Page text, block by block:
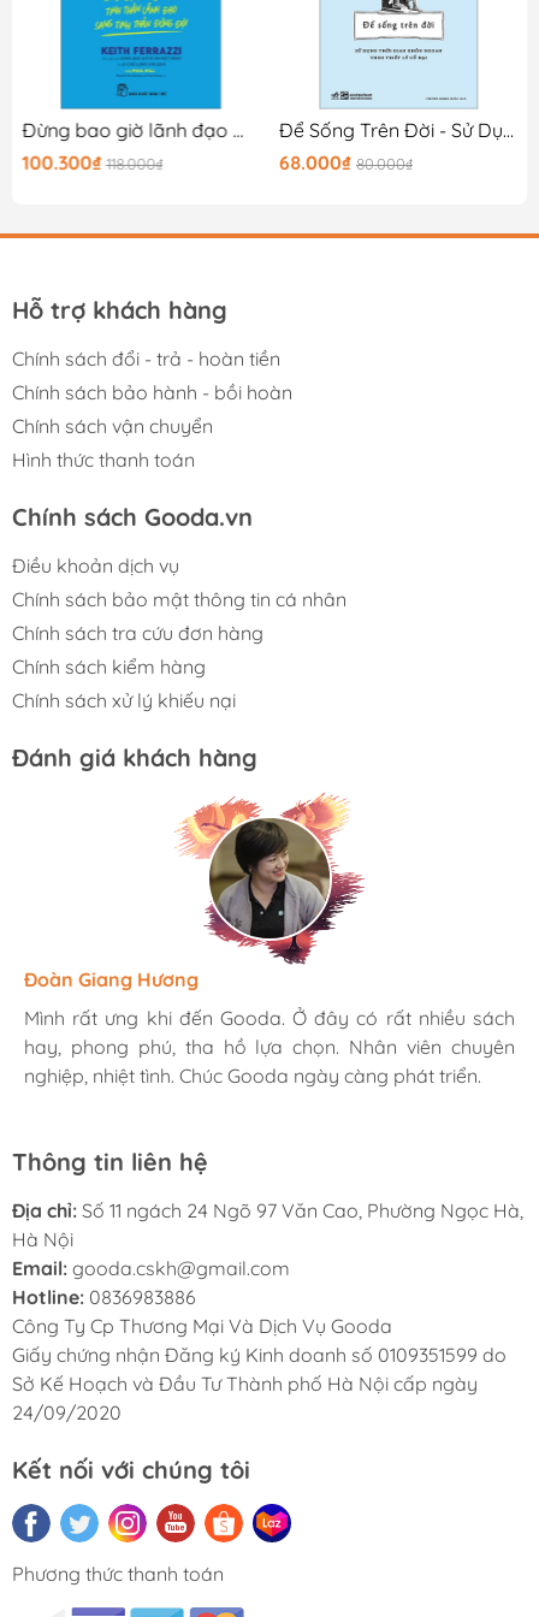
Đừng bao giờ lãnh đạo một mình
100.300₫ 118.000₫
Để Sống Trên Đời - Sử Dụng Thời Gian Khôn Ngoan Theo Triết Lý Cổ Đại
68.000₫ 80.000₫
Hỗ trợ khách hàng
Chính sách đổi - trả - hoàn tiền
Chính sách bảo hành - bồi hoàn
Chính sách vận chuyển
Hình thức thanh toán
Chính sách Gooda.vn
Điều khoản dịch vụ
Chính sách bảo mật thông tin cá nhân
Chính sách tra cứu đơn hàng
Chính sách kiểm hàng
Chính sách xử lý khiếu nại
Đánh giá khách hàng
Hương Suri
Mình rất ưng khi đến Gooda. Ở đây có rất nhiều sách
hay, phong phú, tha hồ lựa chọn. Nhân viên chuyên
nghiệp, nhiệt tình. Chúc Gooda ngày càng phát triển.
Đoàn Giang Hương
Mình rất ưng khi đến Gooda. Ở đây có rất nhiều sách
hay, phong phú, tha hồ lựa chọn. Nhân viên chuyên
nghiệp, nhiệt tình. Chúc Gooda ngày càng phát triển.
Ngọc Anh
Mình rất ưng khi đến Gooda. Ở đây có rất nhiều sách
hay, phong phú, tha hồ lựa chọn. Nhân viên chuyên
nghiệp, nhiệt tình. Chúc Gooda ngày càng phát triển.
Thông tin liên hệ
Địa chỉ: Số 11 ngách 24 Ngõ 97 Văn Cao, Phường Ngọc Hà,
Hà Nội
Email: gooda.cskh@gmail.com
Hotline: 0836983886
Công Ty Cp Thương Mại Và Dịch Vụ Gooda
Giấy chứng nhận Đăng ký Kinh doanh số 0109351599 do
Sở Kế Hoạch và Đầu Tư Thành phố Hà Nội cấp ngày
24/09/2020
Kết nối với chúng tôi
Phương thức thanh toán